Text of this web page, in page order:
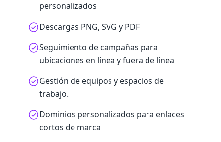
personalizados
Descargas PNG, SVG y PDF
Seguimiento de campañas para
ubicaciones en línea y fuera de línea
Gestión de equipos y espacios de
trabajo.
Dominios personalizados para enlaces
cortos de marca